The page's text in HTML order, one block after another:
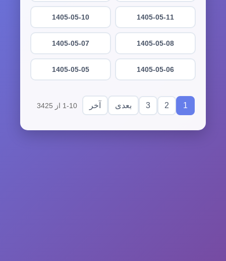
1405-05-11
1405-05-10
1405-05-08
1405-05-07
1405-05-06
1405-05-05
1
2
3 بعدی آخر 1-10 از 3425